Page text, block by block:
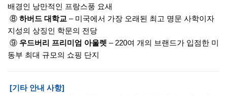
배경인 낭만적인 프랑스풍 요새
⑧ 하버드 대학교 – 미국에서 가장 오래된 최고 명문 사학이자
지성의 상징인 학문의 전당
⑨ 우드버리 프리미엄 아울렛 – 220여 개의 브랜드가 입점한 미
동부 최대 규모의 쇼핑 단지
[기타 안내 사항]